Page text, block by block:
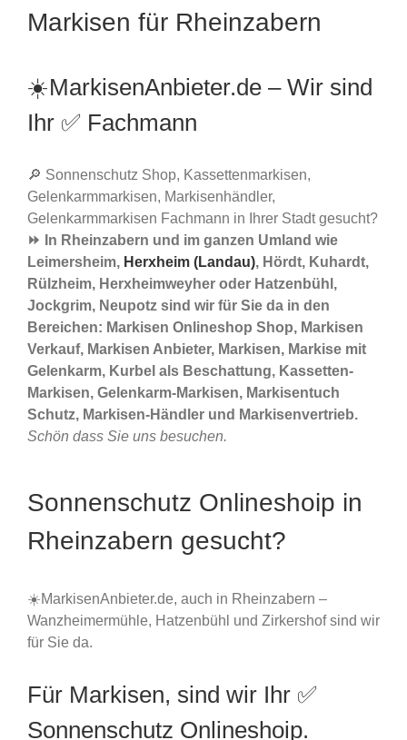
Markisen für Rheinzabern
☀️MarkisenAnbieter.de – Wir sind
Ihr ✅ Fachmann
🔎 Sonnenschutz Shop, Kassettenmarkisen,
Gelenkarmmarkisen, Markisenhändler,
Gelenkarmmarkisen Fachmann in Ihrer Stadt gesucht?
⏩ In Rheinzabern und im ganzen Umland wie
Leimersheim, Herxheim (Landau), Hördt, Kuhardt,
Rülzheim, Herxheimweyher oder Hatzenbühl,
Jockgrim, Neupotz sind wir für Sie da in den
Bereichen: Markisen Onlineshop Shop, Markisen
Verkauf, Markisen Anbieter, Markisen, Markise mit
Gelenkarm, Kurbel als Beschattung, Kassetten-
Markisen, Gelenkarm-Markisen, Markisentuch
Schutz, Markisen-Händler und Markisenvertrieb.
Schön dass Sie uns besuchen.
Sonnenschutz Onlineshoip in
Rheinzabern gesucht?
☀️MarkisenAnbieter.de, auch in Rheinzabern –
Wanzheimermühle, Hatzenbühl und Zirkershof sind wir
für Sie da.
Für Markisen, sind wir Ihr ✅
Sonnenschutz Onlineshoip.